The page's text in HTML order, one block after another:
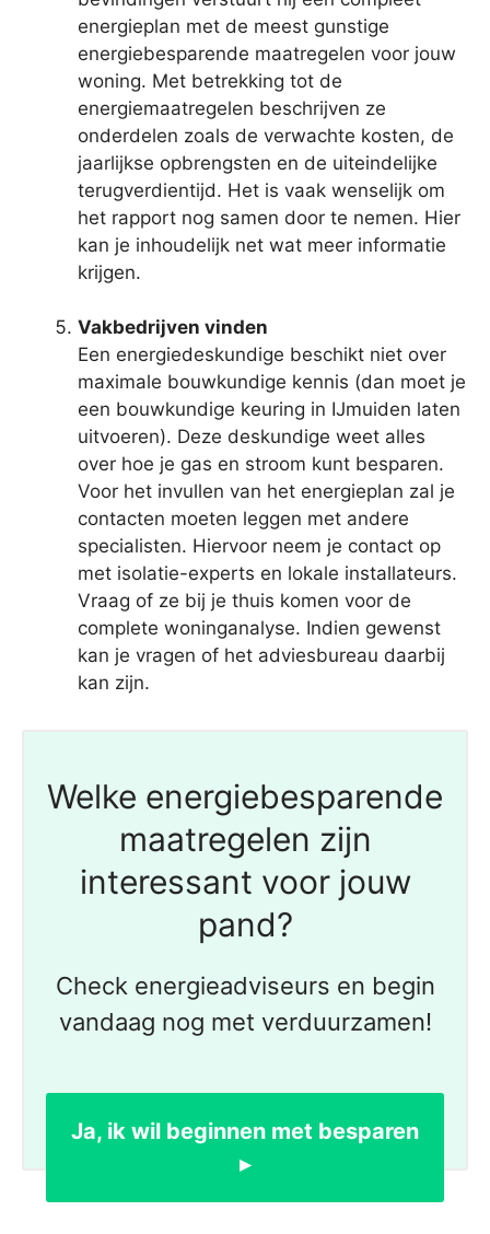
energieplan met de meest gunstige
energiebesparende maatregelen voor jouw
woning. Met betrekking tot de
energiemaatregelen beschrijven ze
onderdelen zoals de verwachte kosten, de
jaarlijkse opbrengsten en de uiteindelijke
terugverdientijd. Het is vaak wenselijk om
het rapport nog samen door te nemen. Hier
kan je inhoudelijk net wat meer informatie
krijgen.
Vakbedrijven vinden
Een energiedeskundige beschikt niet over
maximale bouwkundige kennis (dan moet je
een bouwkundige keuring in IJmuiden laten
uitvoeren). Deze deskundige weet alles
over hoe je gas en stroom kunt besparen.
Voor het invullen van het energieplan zal je
contacten moeten leggen met andere
specialisten. Hiervoor neem je contact op
met isolatie-experts en lokale installateurs.
Vraag of ze bij je thuis komen voor de
complete woninganalyse. Indien gewenst
kan je vragen of het adviesbureau daarbij
kan zijn.
Welke energiebesparende
maatregelen zijn
interessant voor jouw
pand?
Check energieadviseurs en begin
vandaag nog met verduurzamen!
Ja, ik wil beginnen met besparen
▸